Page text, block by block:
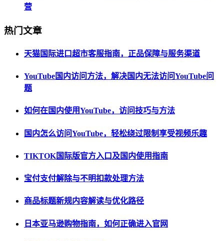
营
热门文章
天猫国际进口超市客服指南，正品保障与服务渠道
YouTube国内访问方法，解决国内无法访问YouTube问
题
如何在国内使用YouTube，访问技巧与方法
国内怎么访问YouTube，轻松绕过限制享受视频乐趣
TIKTOK国际版官方入口及国内使用指南
宝付支付解除与不明扣款处理方法
商品标题新规内容解读与优化路径
日本亚马逊购物指南，如何正确进入官网